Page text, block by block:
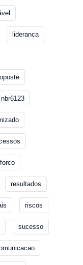
lideranca
nbr6123
resultados
riscos
sucesso